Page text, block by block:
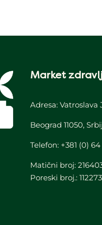
Market
Adresa: Vatroslava
Beograd 11050,
Telefon: +381 (0) 64
Matični broj:
Poreski broj.: